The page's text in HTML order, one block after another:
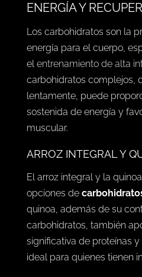
ENERGÍA Y
Los carbohidratos son la
energía para el cuerpo,
el entrenamiento de alta
carbohidratos complejos,
lentamente, puede
sostenida de energía y
muscular.
ARROZ INTEGRAL Y
El arroz integral y la
opciones de
quinoa, además de su
carbohidratos, también
significativa de proteínas
ideal para quienes tienen